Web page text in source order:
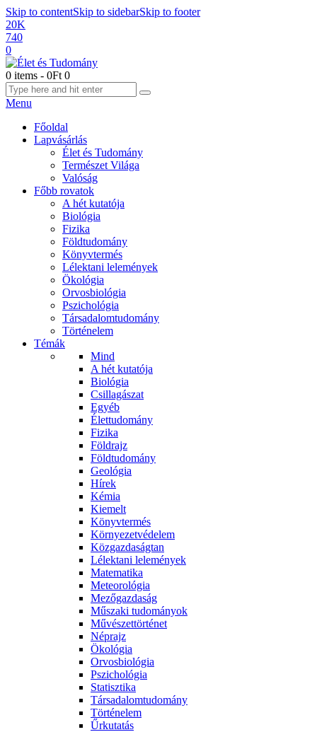
Skip to contentSkip to sidebarSkip to footer
20K
740
0
0 items - 0Ft 0
Menu
Főoldal
Lapvásárlás
Élet és Tudomány
Természet Világa
Valóság
Főbb rovatok
A hét kutatója
Biológia
Fizika
Földtudomány
Könyvtermés
Lélektani lelemények
Ökológia
Orvosbiológia
Pszichológia
Társadalomtudomány
Történelem
Témák
Mind
A hét kutatója
Biológia
Csillagászat
Egyéb
Élettudomány
Fizika
Földrajz
Földtudomány
Geológia
Hírek
Kémia
Kiemelt
Könyvtermés
Környezetvédelem
Közgazdaságtan
Lélektani lelemények
Matematika
Meteorológia
Mezőgazdaság
Műszaki tudományok
Művészettörténet
Néprajz
Ökológia
Orvosbiológia
Pszichológia
Statisztika
Társadalomtudomány
Történelem
Űrkutatás